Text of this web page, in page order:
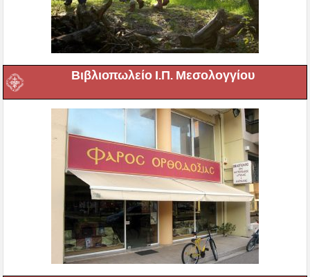
Βιβλιοπωλείο Ι.Π. Μεσολογγίου